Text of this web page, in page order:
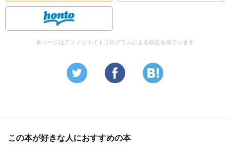
本ページはアフィリエイトプログラムによる収益を得ています
この本が好きな人におすすめの本